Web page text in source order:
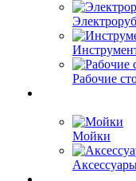
Рабочие
Мойки